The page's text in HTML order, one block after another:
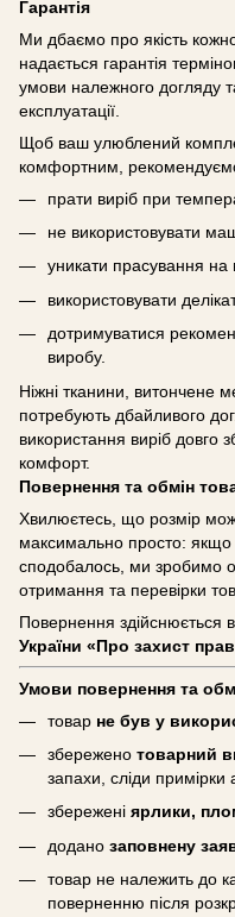
Гарантія
Ми дбаємо про якість
надається гарантія
умови належного догляду
експлуатації.
Щоб ваш улюблений
комфортним,
прати виріб при
не використовувати
уникати прасування на
використовувати
дотримуватися
виробу.
Ніжні тканини, витончене
потребують дбайливого
використання виріб довго
комфорт.
Повернення та обмін
Хвилюєтесь, що розмір
максимально просто:
сподобалось, ми зробимо
отримання та перевірки
Повернення здійснюється
України «Про захист
Умови повернення та
товар не був у
збережено товарний
запахи, сліди
збережені ярлики,
додано заповнену
товар не належить до
поверненню після